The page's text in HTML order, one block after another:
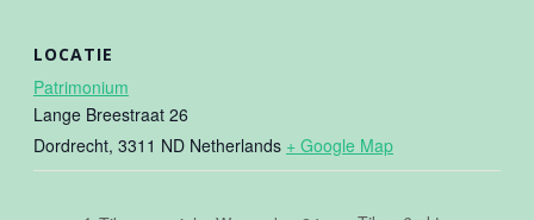
LOCATIE
Patrimonium
Lange Breestraat 26
Dordrecht, 3311 ND Netherlands + Google Map